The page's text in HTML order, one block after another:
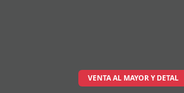
VENTA AL MAYOR Y DETAL